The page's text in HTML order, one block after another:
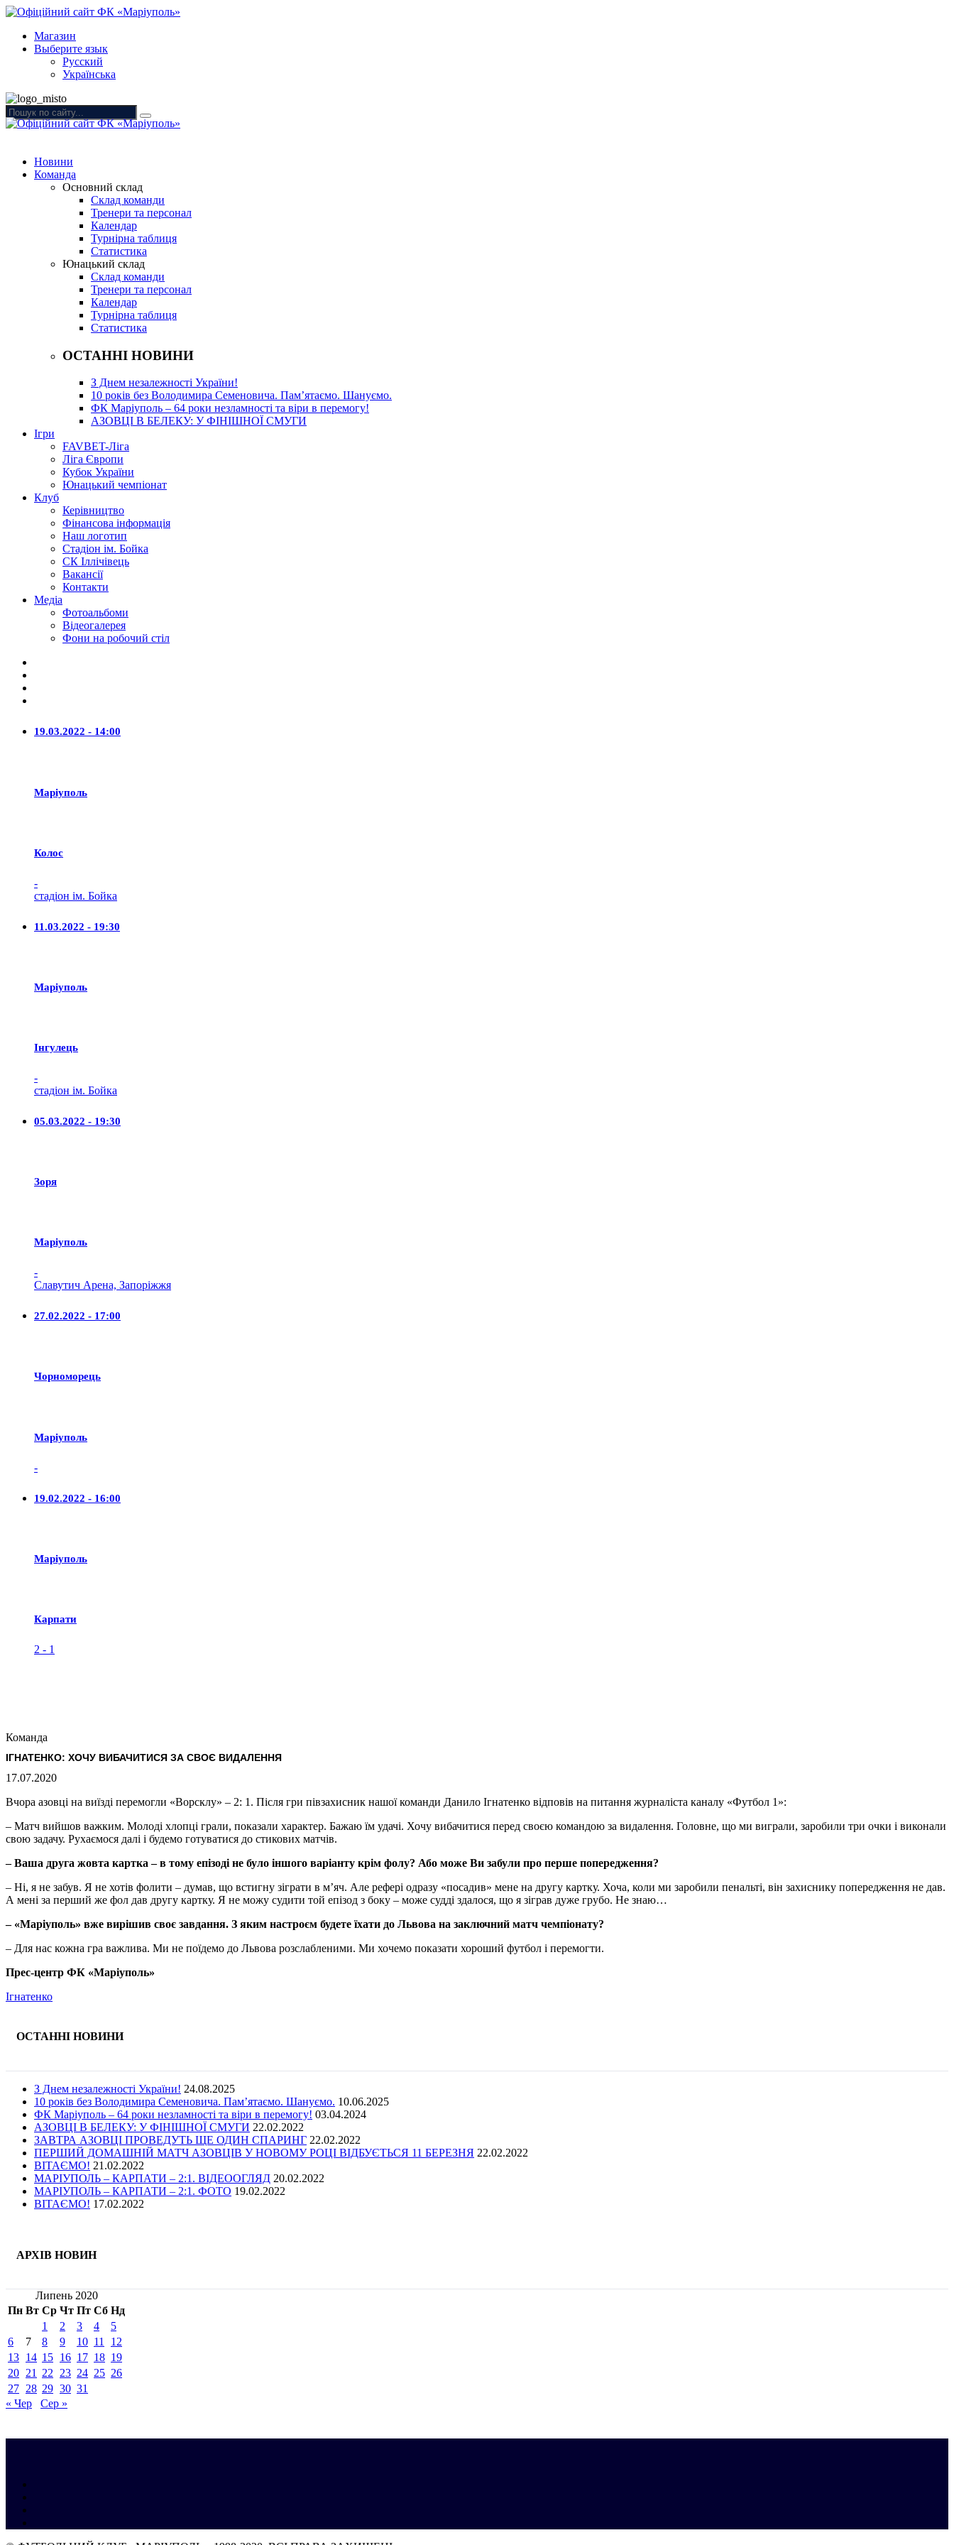
Магазин
Выберите язык
Русский
Українська
Новини
Команда
Основний склад
Склад команди
Тренери та персонал
Календар
Турнірна таблиця
Статистика
Юнацький склад
Склад команди
Тренери та персонал
Календар
Турнірна таблиця
Статистика
ОСТАННІ НОВИНИ
З Днем незалежності України!
10 років без Володимира Семеновича. Пам’ятаємо. Шануємо.
ФК Маріуполь – 64 роки незламності та віри в перемогу!
АЗОВЦІ В БЕЛЕКУ: У ФІНІШНОЇ СМУГИ
Ігри
FAVBET-Ліга
Ліга Європи
Кубок України
Юнацький чемпіонат
Клуб
Керівництво
Фінансова інформація
Наш логотип
Стадіон ім. Бойка
СК Іллічівець
Вакансії
Контакти
Медіа
Фотоальбоми
Відеогалерея
Фони на робочий стіл
19.03.2022 - 14:00
Маріуполь
Колос
-
стадіон ім. Бойка
11.03.2022 - 19:30
Маріуполь
Iнгулець
-
стадіон ім. Бойка
05.03.2022 - 19:30
Зоря
Маріуполь
-
Славутич Арена, Запоріжжя
27.02.2022 - 17:00
Чорноморець
Маріуполь
-
19.02.2022 - 16:00
Маріуполь
Карпати
2 - 1
Команда
ІГНАТЕНКО: ХОЧУ ВИБАЧИТИСЯ ЗА СВОЄ ВИДАЛЕННЯ
17.07.2020
Вчора азовці на виїзді перемогли «Ворсклу» – 2: 1. Після гри півзахисник нашої команди Данило Ігнатенко відповів на питання журналіста каналу «Футбол 1»:
– Матч вийшов важким. Молоді хлопці грали, показали характер. Бажаю їм удачі. Хочу вибачитися перед своєю командою за видалення. Головне, що ми виграли, заробили три очки і виконали
свою задачу. Рухаємося далі і будемо готуватися до стикових матчів.
– Ваша друга жовта картка – в тому епізоді не було іншого варіанту крім фолу? Або може Ви забули про перше попередження?
– Ні, я не забув. Я не хотів фолити – думав, що встигну зіграти в м’яч. Але рефері одразу «посадив» мене на другу картку. Хоча, коли ми заробили пенальті, він захиснику попередження не дав.
А мені за перший же фол дав другу картку. Я не можу судити той епізод з боку – може судді здалося, що я зіграв дуже грубо. Не знаю…
– «Маріуполь» вже вирішив своє завдання. З яким настроєм будете їхати до Львова на заключний матч чемпіонату?
– Для нас кожна гра важлива. Ми не поїдемо до Львова розслабленими. Ми хочемо показати хороший футбол і перемогти.
Прес-центр ФК «Маріуполь»
Ігнатенко
ОСТАННІ НОВИНИ
З Днем незалежності України! 24.08.2025
10 років без Володимира Семеновича. Пам’ятаємо. Шануємо. 10.06.2025
ФК Маріуполь – 64 роки незламності та віри в перемогу! 03.04.2024
АЗОВЦІ В БЕЛЕКУ: У ФІНІШНОЇ СМУГИ 22.02.2022
ЗАВТРА АЗОВЦІ ПРОВЕДУТЬ ЩЕ ОДИН СПАРИНГ 22.02.2022
ПЕРШИЙ ДОМАШНІЙ МАТЧ АЗОВЦІВ У НОВОМУ РОЦІ ВІДБУЄТЬСЯ 11 БЕРЕЗНЯ 22.02.2022
ВІТАЄМО! 21.02.2022
МАРІУПОЛЬ – КАРПАТИ – 2:1. ВІДЕООГЛЯД 20.02.2022
МАРІУПОЛЬ – КАРПАТИ – 2:1. ФОТО 19.02.2022
ВІТАЄМО! 17.02.2022
АРХІВ НОВИН
Липень 2020
Пн Вт Ср Чт Пт Сб Нд
1
2 3 4
5
6
7 8 9 10 11
12
13 14 15 16 17 18 19
20 21 22 23 24 25 26
27 28 29 30 31
« Чер
Сер »